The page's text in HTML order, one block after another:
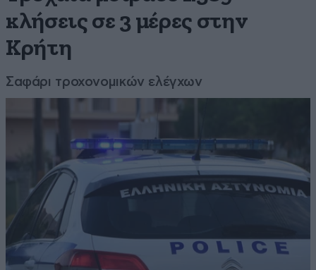
κλήσεις σε 3 μέρες στην
Κρήτη
Σαφάρι τροχονομικών ελέγχων